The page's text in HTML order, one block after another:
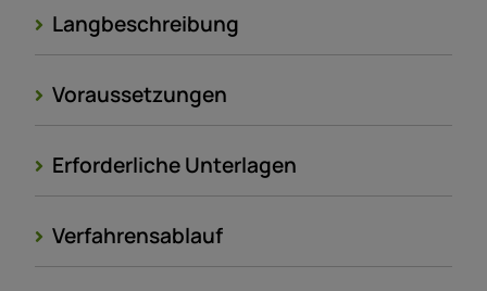
Langbeschreibung
Voraussetzungen
Erforderliche Unterlagen
Verfahrensablauf